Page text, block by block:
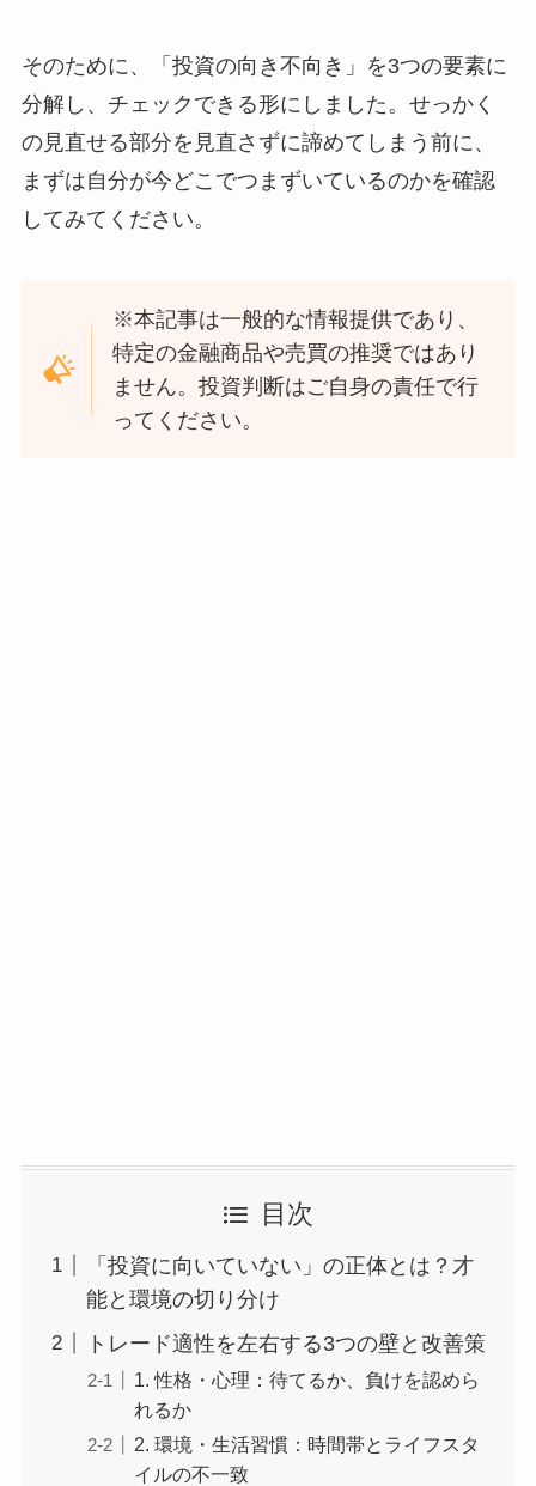
そのために、「投資の向き不向き」を3つの要素に
分解し、チェックできる形にしました。 せっかく
の見直せる部分を見直さずに諦めてしまう前に、
まずは自分が今どこでつまずいているのかを確認
してみてください。
※本記事は一般的な情報提供であり、
特定の金融商品や売買の推奨ではあり
ません。投資判断はご自身の責任で行
ってください。
目次
「投資に向いていない」の正体とは？才
能と環境の切り分け
トレード適性を左右する3つの壁と改善策
1. 性格・心理：待てるか、負けを認めら
れるか
2. 環境・生活習慣：時間帯とライフスタ
イルの不一致